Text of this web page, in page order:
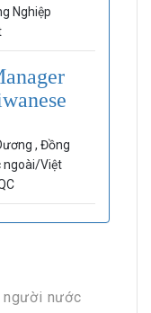
Nghiệp
, Đồng
ngoài/Việt
nước